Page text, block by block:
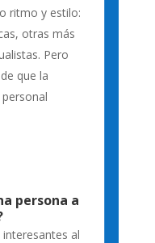
ritmo y estilo:
otras más
Pero
que la
persona a
al